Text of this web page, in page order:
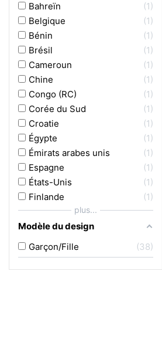
Bahreïn
1
Belgique
1
Bénin
1
Brésil
1
Cameroun
1
Chine
1
Congo (RC)
1
Corée du Sud
1
Croatie
1
Égypte
1
Émirats arabes unis
1
Espagne
1
États-Unis
1
Finlande
1
plus...
Modèle du design
Garçon/Fille
38